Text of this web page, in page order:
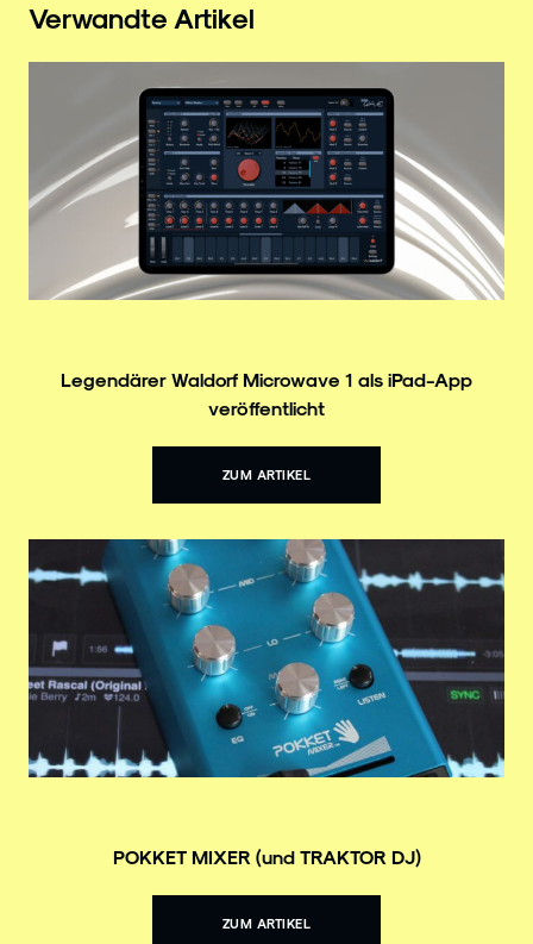
Verwandte Artikel
Legendärer Waldorf Microwave 1 als iPad-App
veröffentlicht
ZUM ARTIKEL
POKKET MIXER (und TRAKTOR DJ)
ZUM ARTIKEL